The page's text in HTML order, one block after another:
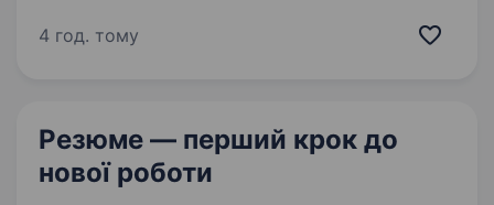
в напрямку DIY по Україні, у зв’язку
4 год. тому
Резюме — перший крок до
нової роботи